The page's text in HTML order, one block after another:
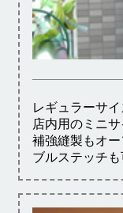
レギュラーサ
店内用のミニ
補強縫製もオ
ブルステッチも